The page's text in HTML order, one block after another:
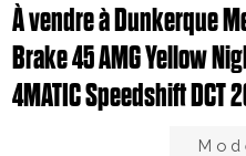
À vendre à Dunkerque
Brake 45 AMG Yellow
4MATIC Speedshift DCT